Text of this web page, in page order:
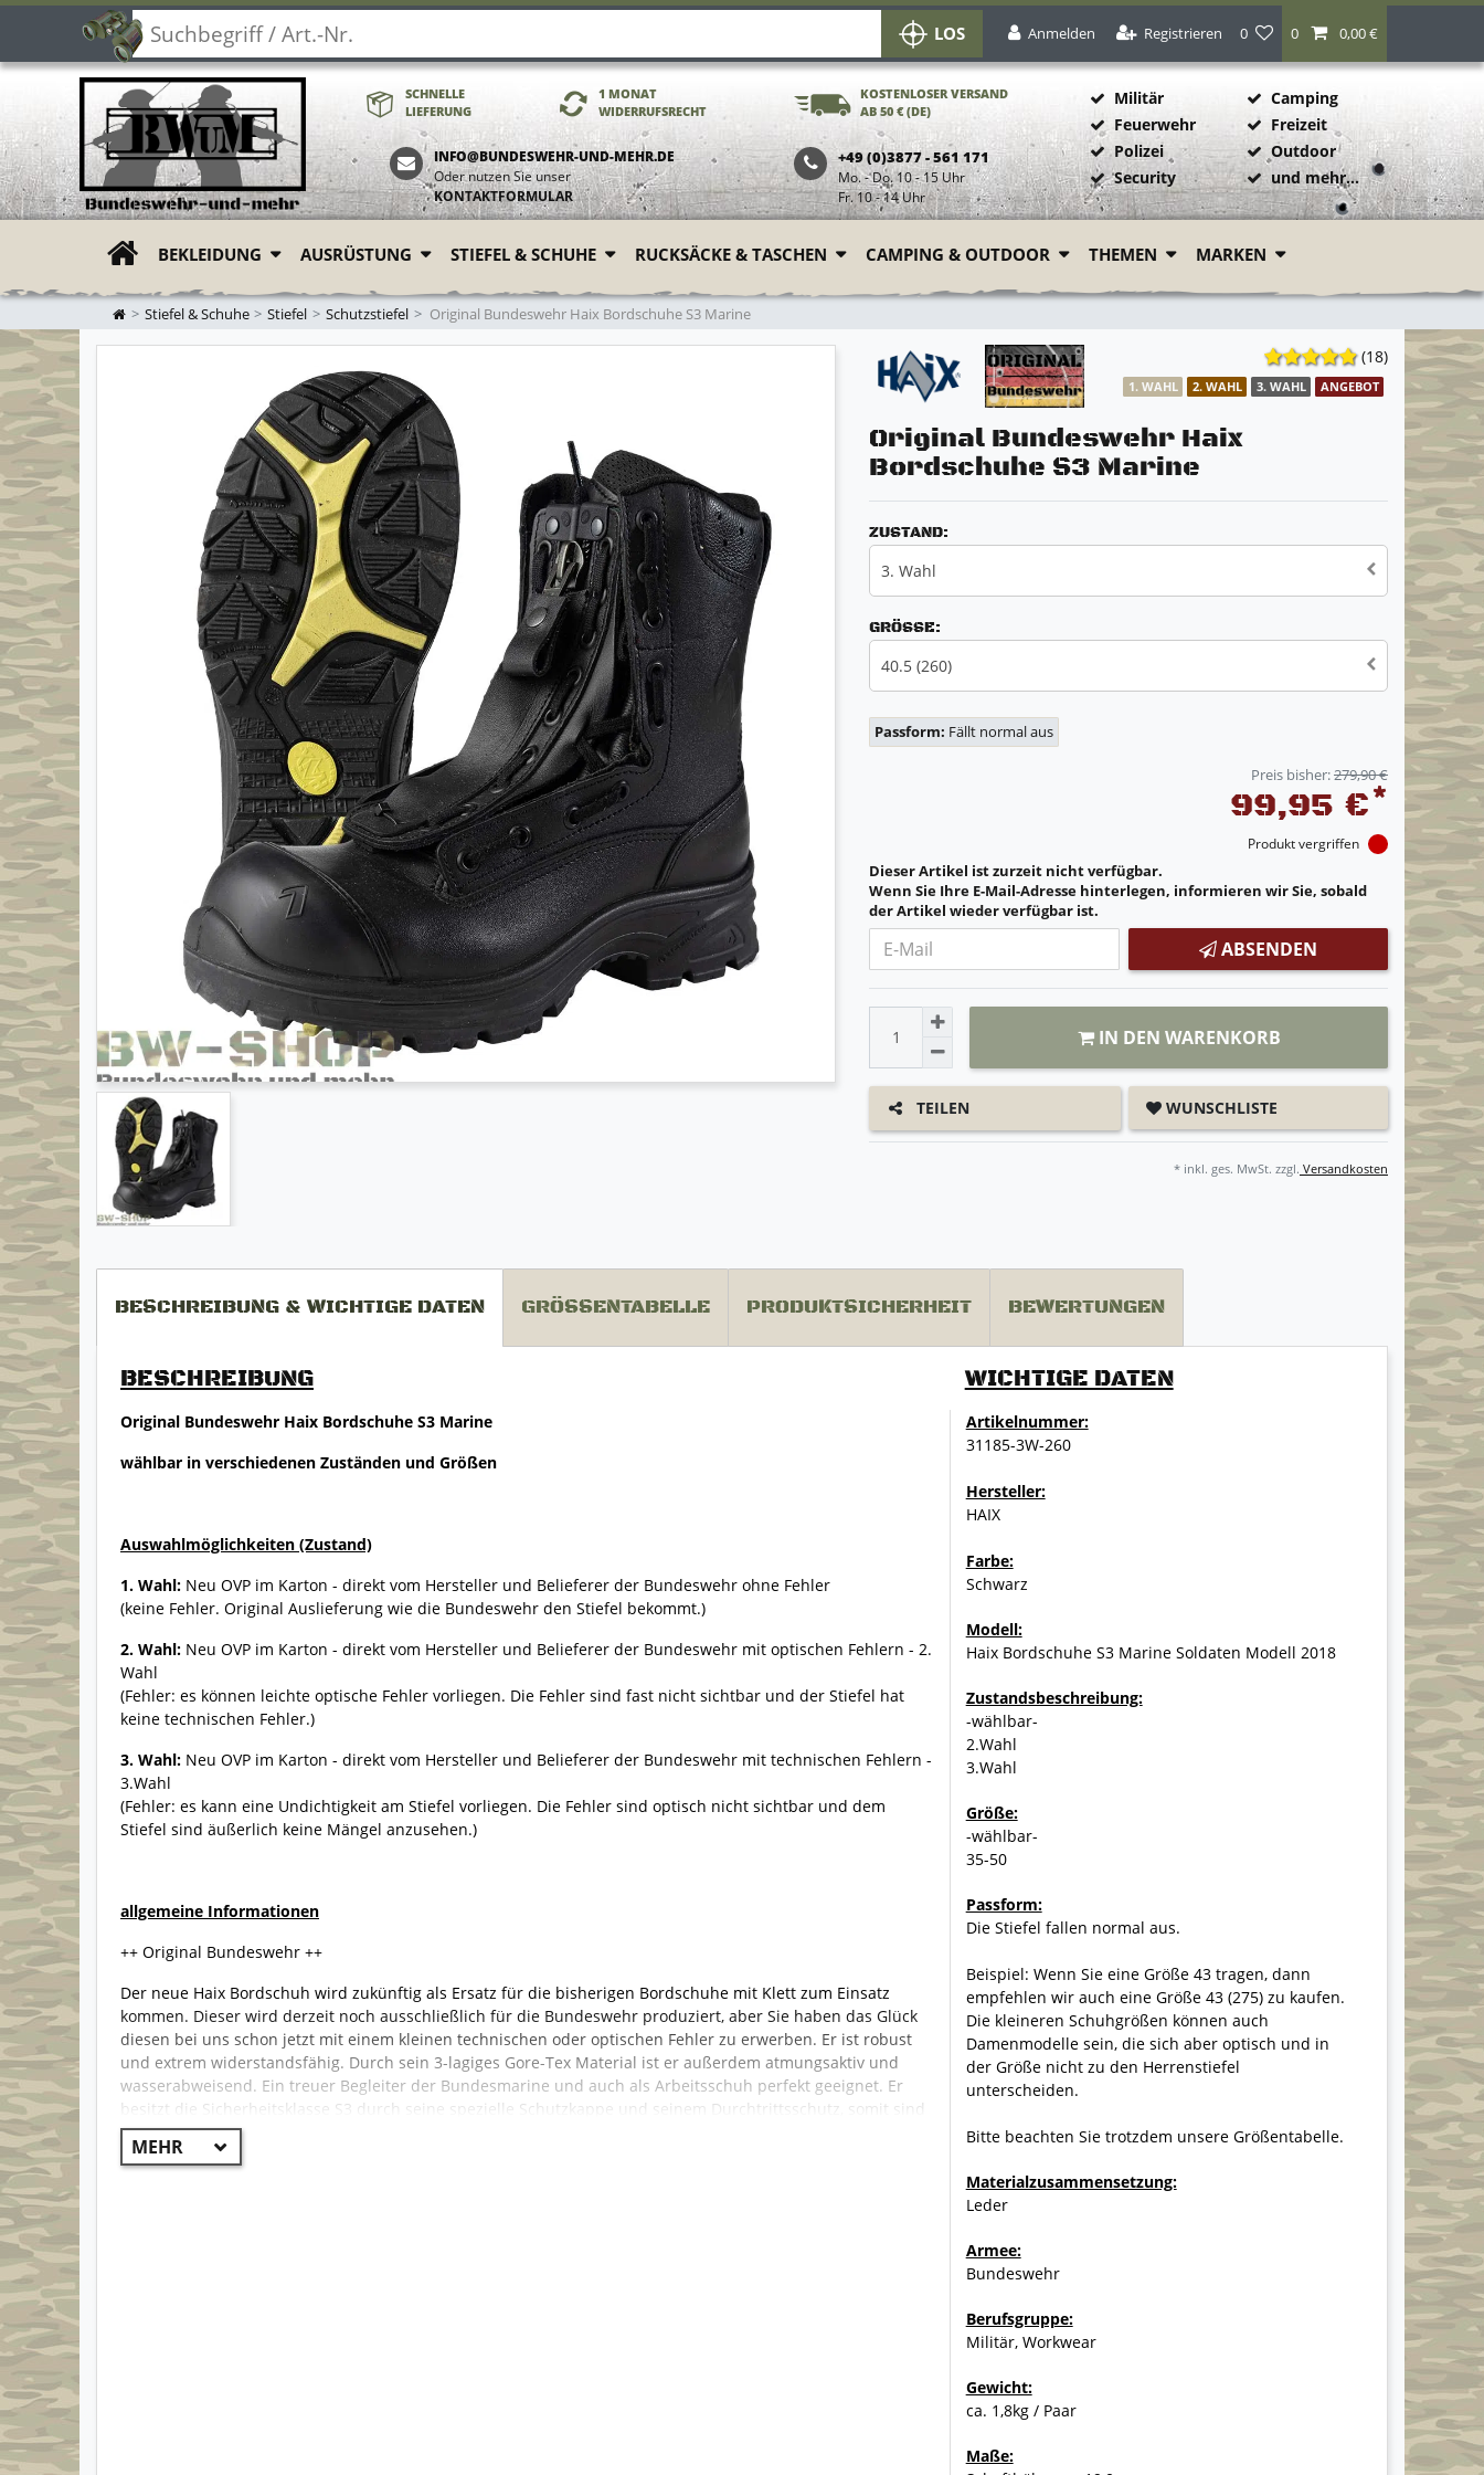
LOS Anmelden Registrieren 0 0 0,00 €
SCHNELLE
LIEFERUNG
1 MONAT
WIDERRUFSRECHT
KOSTENLOSER VERSAND
AB 50 € (DE)
INFO@BUNDESWEHR-UND-MEHR.DE
Oder nutzen Sie unser
KONTAKTFORMULAR
+49 (0)3877 - 561 171
Mo. - Do. 10 - 15 Uhr
Fr. 10 - 14 Uhr
Militär
Feuerwehr
Polizei
Security
Camping
Freizeit
Outdoor
und mehr...
ZUR STARTSEITE
BEKLEIDUNG AUSRÜSTUNG STIEFEL & SCHUHE RUCKSÄCKE & TASCHEN CAMPING & OUTDOOR THEMEN MARKEN
Stiefel & Schuhe Stiefel Schutzstiefel Original Bundeswehr Haix Bordschuhe S3 Marine
(18)
1. WAHL 2. WAHL 3. WAHL ANGEBOT
Original Bundeswehr Haix
Bordschuhe S3 Marine
ZUSTAND:
3. Wahl
GRÖSSE:
40.5 (260)
Passform: Fällt normal aus
Preis bisher:279,90 €
99,95 €*
Produkt vergriffen
Dieser Artikel ist zurzeit nicht verfügbar.
Wenn Sie Ihre E-Mail-Adresse hinterlegen, informieren wir Sie, sobald
der Artikel wieder verfügbar ist.
ABSENDEN
IN DEN WARENKORB
TEILEN WUNSCHLISTE
* inkl. ges. MwSt. zzgl. Versandkosten
BESCHREIBUNG & WICHTIGE DATEN GRÖSSENTABELLE PRODUKTSICHERHEIT BEWERTUNGEN
BESCHREIBUNG
Original Bundeswehr Haix Bordschuhe S3 Marine
wählbar in verschiedenen Zuständen und Größen
Auswahlmöglichkeiten (Zustand)
1. Wahl: Neu OVP im Karton - direkt vom Hersteller und Belieferer der Bundeswehr ohne Fehler
(keine Fehler. Original Auslieferung wie die Bundeswehr den Stiefel bekommt.)
2. Wahl: Neu OVP im Karton - direkt vom Hersteller und Belieferer der Bundeswehr mit optischen Fehlern - 2.
Wahl
(Fehler: es können leichte optische Fehler vorliegen. Die Fehler sind fast nicht sichtbar und der Stiefel hat
keine technischen Fehler.)
3. Wahl: Neu OVP im Karton - direkt vom Hersteller und Belieferer der Bundeswehr mit technischen Fehlern -
3.Wahl
(Fehler: es kann eine Undichtigkeit am Stiefel vorliegen. Die Fehler sind optisch nicht sichtbar und dem
Stiefel sind äußerlich keine Mängel anzusehen.)
allgemeine Informationen
++ Original Bundeswehr ++
Der neue Haix Bordschuh wird zukünftig als Ersatz für die bisherigen Bordschuhe mit Klett zum Einsatz
kommen. Dieser wird derzeit noch ausschließlich für die Bundeswehr produziert, aber Sie haben das Glück
diesen bei uns schon jetzt mit einem kleinen technischen oder optischen Fehler zu erwerben. Er ist robust
und extrem widerstandsfähig. Durch sein 3-lagiges Gore-Tex Material ist er außerdem atmungsaktiv und
wasserabweisend. Ein treuer Begleiter der Bundesmarine und auch als Arbeitsschuh perfekt geeignet. Er
besitzt die Sicherheitsklasse S3 durch seine spezielle Schutzkappe und seinem Durchtrittsschutz, somit sind
Sie perfekt gegen alle Arten von Gefahren am Fuß geschützt. Das Schnürsystem wurde vom bekannten Haix
X1 Stiefel übernommen und bietet somit hervorragende Eigenschaften.
WICHTIGE DATEN
Artikelnummer:
31185-3W-260
Hersteller:
HAIX
Farbe:
Schwarz
Modell:
Haix Bordschuhe S3 Marine Soldaten Modell 2018
Zustandsbeschreibung:
-wählbar-
2.Wahl
3.Wahl
Größe:
-wählbar-
35-50
Passform:
Die Stiefel fallen normal aus.
Beispiel: Wenn Sie eine Größe 43 tragen, dann
empfehlen wir auch eine Größe 43 (275) zu kaufen.
Die kleineren Schuhgrößen können auch
Damenmodelle sein, die sich aber optisch und in
der Größe nicht zu den Herrenstiefel
unterscheiden.
Bitte beachten Sie trotzdem unsere Größentabelle.
Materialzusammensetzung:
Leder
Armee:
Bundeswehr
Berufsgruppe:
Militär, Workwear
Gewicht:
ca. 1,8kg / Paar
Maße: